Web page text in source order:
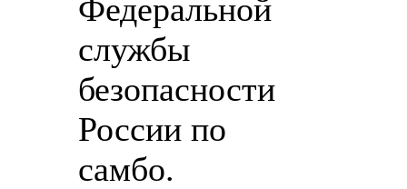
Федеральной
службы
безопасности
России по
самбо.